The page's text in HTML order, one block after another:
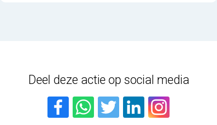
Deel deze actie op social media